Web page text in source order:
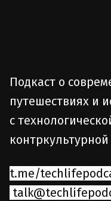
Подкаст о
путешествиях и
с
t.me/